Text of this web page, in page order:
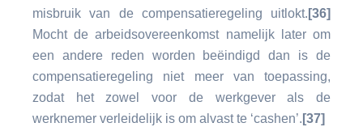
misbruik van de compensatieregeling uitlokt. [36]
Mocht de arbeidsovereenkomst namelijk later om
een andere reden worden beëindigd dan is de
compensatieregeling niet meer van toepassing,
zodat het zowel voor de werkgever als de
werknemer verleidelijk is om alvast te ‘cashen’. [37]